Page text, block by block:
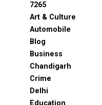
7265
Art & Culture
Automobile
Blog
Business
Chandigarh
Crime
Delhi
Education